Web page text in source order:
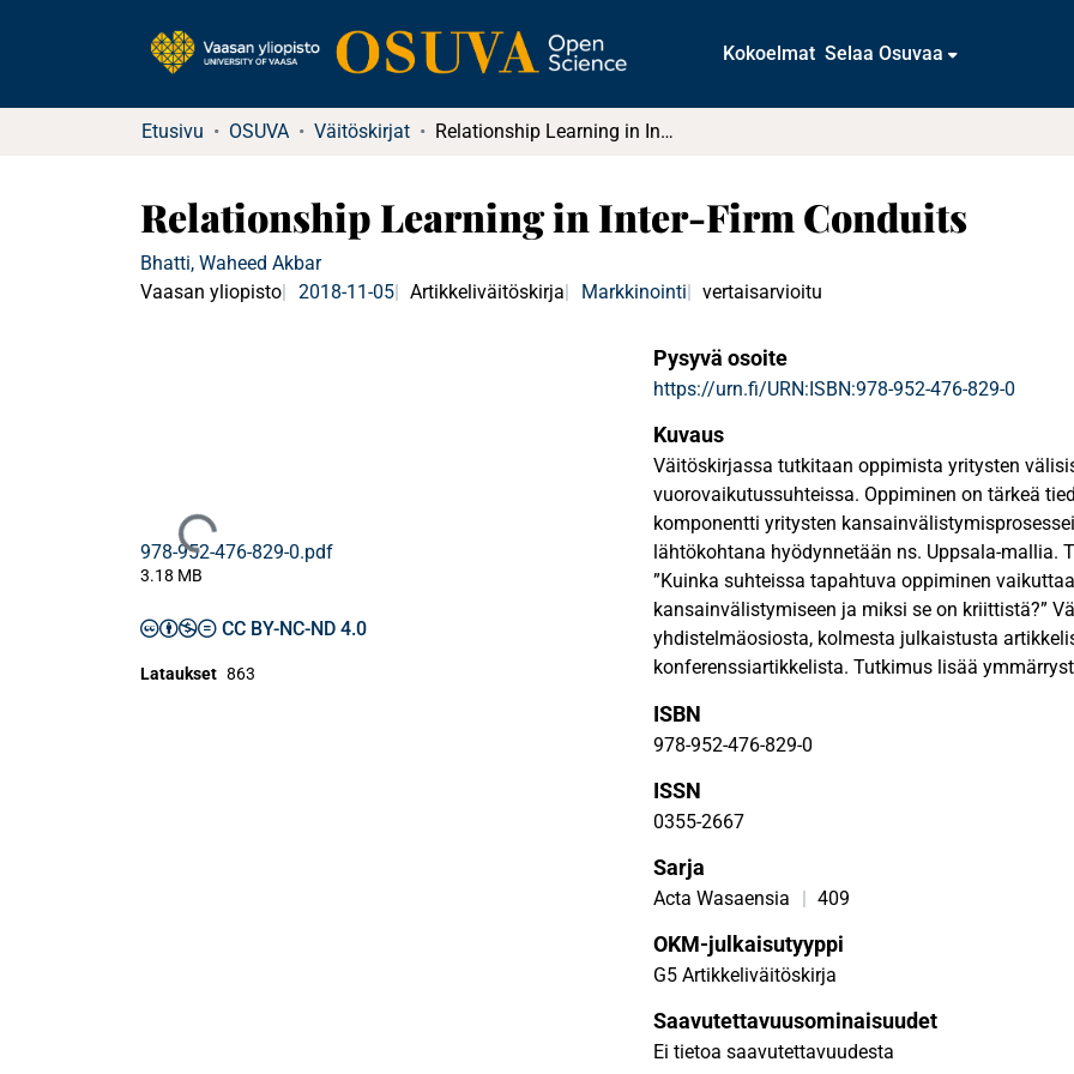
Kokoelmat Selaa Osuvaa
Etusivu OSUVA Väitöskirjat Relationship Learning in Inter-Firm Conduits
Relationship Learning in Inter-Firm Conduits
Bhatti, Waheed Akbar
Vaasan yliopisto
2018-11-05 Artikkeliväitöskirja Markkinointi vertaisarvioitu
Ladataan...
978-952-476-829-0.pdf
3.18 MB
CC BY-NC-ND 4.0
Lataukset 863
Pysyvä osoite
https://urn.fi/URN:ISBN:978-952-476-829-0
Kuvaus
Väitöskirjassa tutkitaan oppimista yritysten
vuorovaikutussuhteissa. Oppiminen on tärkeä
komponentti yritysten
lähtökohtana hyödynnetään ns. Uppsala-mallia.
”Kuinka suhteissa tapahtuva oppiminen
kansainvälistymiseen ja miksi se on kriittistä?”
yhdistelmäosiosta, kolmesta julkaistusta
konferenssiartikkelista. Tutkimus lisää
tunnistamaan mahdollisuuksia sekä
kasvattamiseksi. Tutkimuksen kvalitatiivinen
pitkittäisaineistoon, joka on kerätty
vuorovaikutuksesta neljässä monikansallisessa
palvelutoimialoja. Väitöskirjassa paneudutaan
tapahtuu alihankkija-asiakas -suhteissa, ja miten
Väitöskirja tukee kansainvälisen liiketoiminnan
tietoa erityisesti mikrotason ominaisuuksista
yritysten välisissä suhteissa ja siinä tapahtuvaan
Tulokset auttavat oivaltamaan, kuinka yksilön
ISBN
978-952-476-829-0
ISSN
0355-2667
Sarja
Acta Wasaensia | 409
OKM-julkaisutyyppi
G5 Artikkeliväitöskirja
Saavutettavuusominaisuudet
Ei tietoa saavutettavuudesta